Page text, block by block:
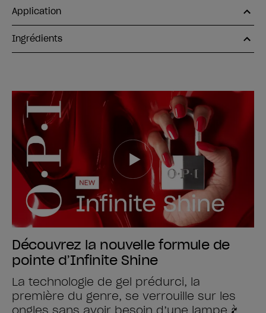
Application
Ingrédients
Découvrez la nouvelle formule de
pointe d’Infinite Shine
La technologie de gel prédurci, la
première du genre, se verrouille sur les
ongles sans avoir besoin d’une lampe à